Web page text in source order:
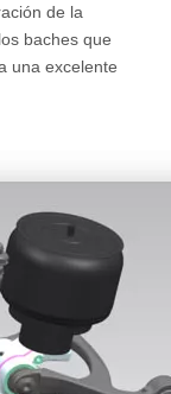
de la
baches que
una excelente